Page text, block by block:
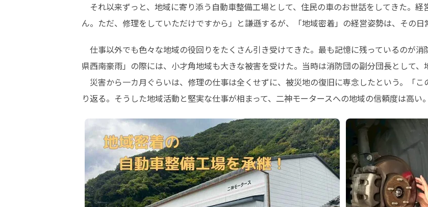
それ以来ずっと、地域に寄り添う自動車整備工場として、住民の車のお世話をしてきた。
ん。ただ、修理をしていただけですから」と謙遜するが、「地域密着」の経営姿勢は、その日
仕事以外でも色々な地域の役回りをたくさん引き受けてきた。最も記憶に残っているのが
県西南豪雨」の際には、小才角地域も大きな被害を受けた。当時は消防団の副分団長として、
災害から一カ月ぐらいは、修理の仕事は全くせずに、被災地の復旧に専念したという。「
り返る。そうした地域活動と堅実な仕事が相まって、二神モータースへの地域の信頼度は高い。